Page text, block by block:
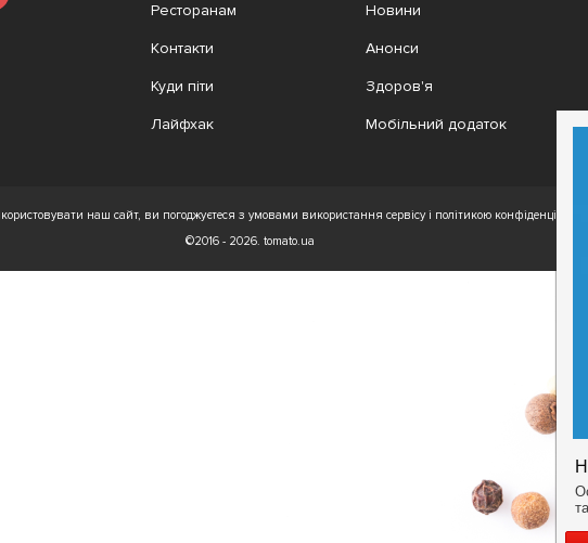
Ресторанам
Контакти
Куди піти
Лайфхак
Новини
Анонси
Здоров'я
Мобільний додаток
наш сайт, ви погоджуєтеся з умовами використання сервісу і політикою конфіденційності.
©2016 - 2026. tomato.ua